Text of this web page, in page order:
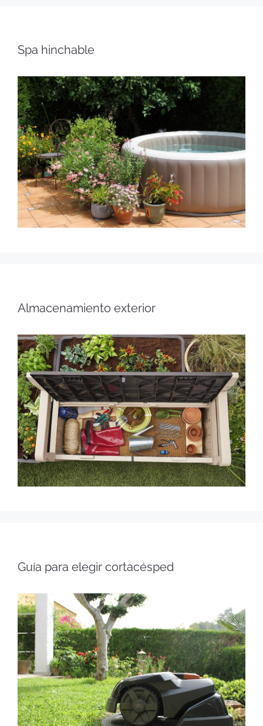
Spa hinchable
Almacenamiento exterior
Guía para elegir cortacésped